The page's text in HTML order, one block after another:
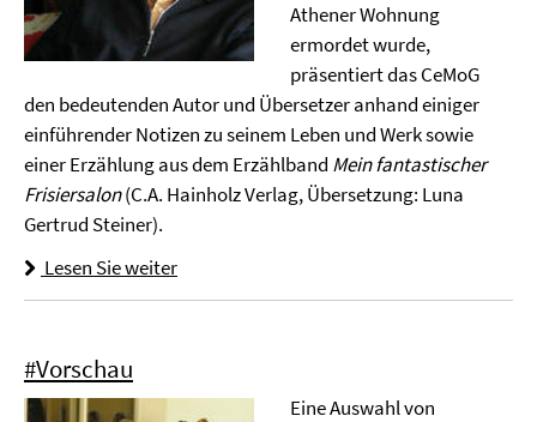
Athener Wohnung
ermordet wurde,
präsentiert das CeMoG
den bedeutenden Autor und Übersetzer anhand einiger
einführender Notizen zu seinem Leben und Werk sowie
einer Erzählung aus dem Erzählband Mein fantastischer
Frisiersalon(C.A. Hainholz Verlag, Übersetzung: Luna
Gertrud Steiner).
Lesen Sie weiter
#Vorschau
Eine Auswahl von